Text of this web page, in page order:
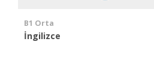
B1 Orta
İngilizce